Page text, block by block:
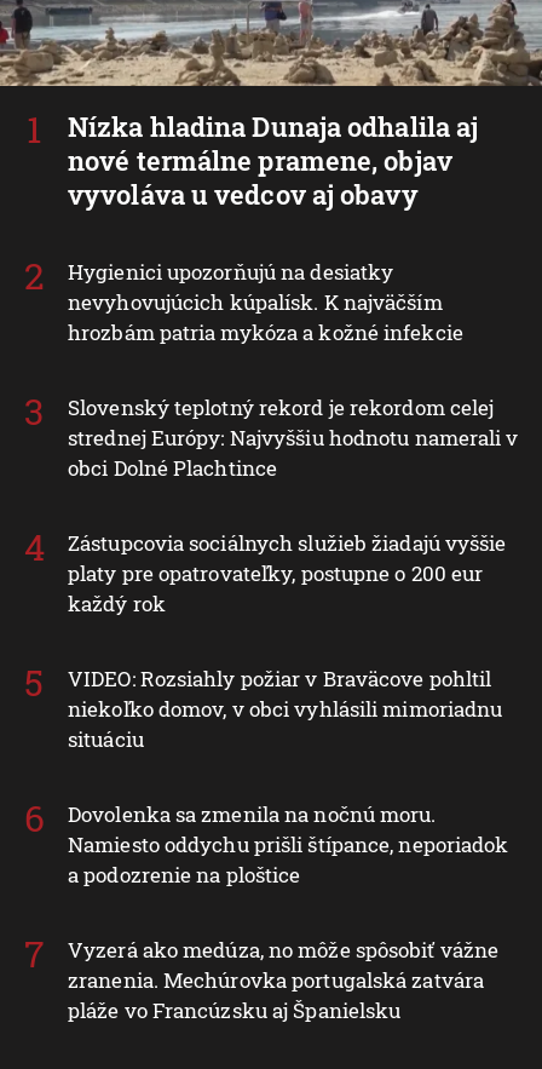
Nízka hladina Dunaja odhalila aj
nové termálne pramene, objav
vyvoláva u vedcov aj obavy
Hygienici upozorňujú na desiatky
nevyhovujúcich kúpalísk. K najväčším
hrozbám patria mykóza a kožné infekcie
Slovenský teplotný rekord je rekordom celej
strednej Európy: Najvyššiu hodnotu namerali v
obci Dolné Plachtince
Zástupcovia sociálnych služieb žiadajú vyššie
platy pre opatrovateľky, postupne o 200 eur
každý rok
VIDEO: Rozsiahly požiar v Braväcove pohltil
niekoľko domov, v obci vyhlásili mimoriadnu
situáciu
Dovolenka sa zmenila na nočnú moru.
Namiesto oddychu prišli štípance, neporiadok
a podozrenie na ploštice
Vyzerá ako medúza, no môže spôsobiť vážne
zranenia. Mechúrovka portugalská zatvára
pláže vo Francúzsku aj Španielsku